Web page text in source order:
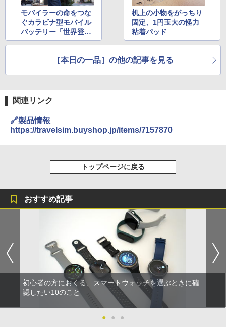
モバイラーの命をつな
ぐカラビナ型モバイル
バッテリー「世界登
山」
机上の小物をがっちり
固定、1円玉大の怪力
粘着パッド
［本日の一品］の他の記事を見る
関連リンク
🔗製品情報
https://travelsim.buyshop.jp/items/7157870
トップページに戻る
おすすめ記事
初心者の方におくる、スマートウォッチを選ぶときに確
認したい10のこと
● ● ●